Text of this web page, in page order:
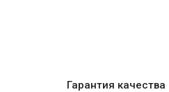
Гарантия качества